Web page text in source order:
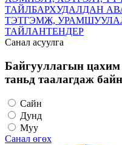
ТАЙЛБАРХУДАЛДАН
ТЭТГЭМЖ,
ТАЙЛАНТЕНДЕР
Санал асуулга
Байгууллагын цахим
таньд таалагдаж
Сайн
Дунд
Муу
Санал өгөх